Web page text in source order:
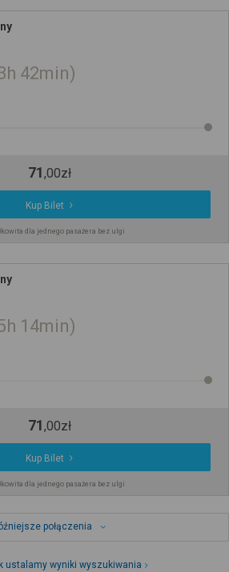
42min
71,00zł
Kup Bilet
dla jednego pasażera bez ulgi
14min
71,00zł
Kup Bilet
dla jednego pasażera bez ulgi
połączenia
ustalamy wyniki wyszukiwania